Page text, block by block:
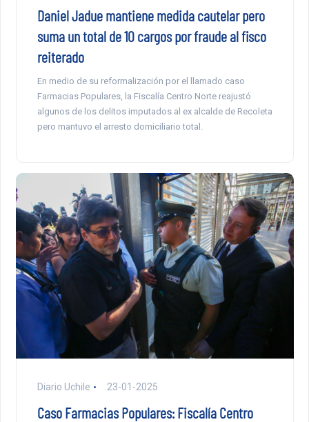
Daniel Jadue mantiene medida cautelar pero
suma un total de 10 cargos por fraude al fisco
reiterado
En medio de su reformalización por el llamado caso
Farmacias Populares, la Fiscalía Centro Norte reajustó
algunos de los delitos imputados al ex alcalde de Recoleta
pero mantuvo el arresto domiciliario total.
Diario Uchile 23-01-2025
Caso Farmacias Populares: Fiscalía Centro